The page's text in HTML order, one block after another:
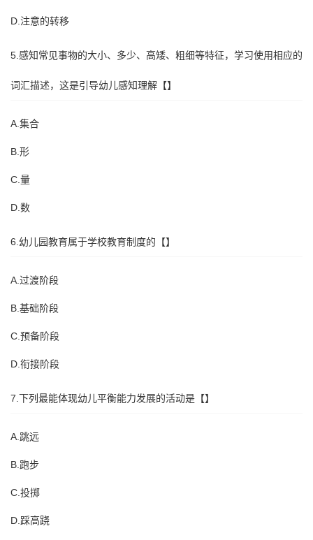
D.注意的转移
5.感知常见事物的大小、多少、高矮、粗细等特征，学习使用相应的
词汇描述，这是引导幼儿感知理解【】
A.集合
B.形
C.量
D.数
6.幼儿园教育属于学校教育制度的【】
A.过渡阶段
B.基础阶段
C.预备阶段
D.衔接阶段
7.下列最能体现幼儿平衡能力发展的活动是【】
A.跳远
B.跑步
C.投掷
D.踩高跷